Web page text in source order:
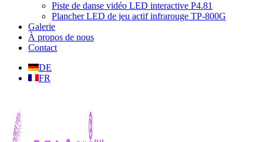
Piste de danse vidéo LED interactive P4.81
Plancher LED de jeu actif infrarouge TP-800G
Galerie
À propos de nous
Contact
DE
FR